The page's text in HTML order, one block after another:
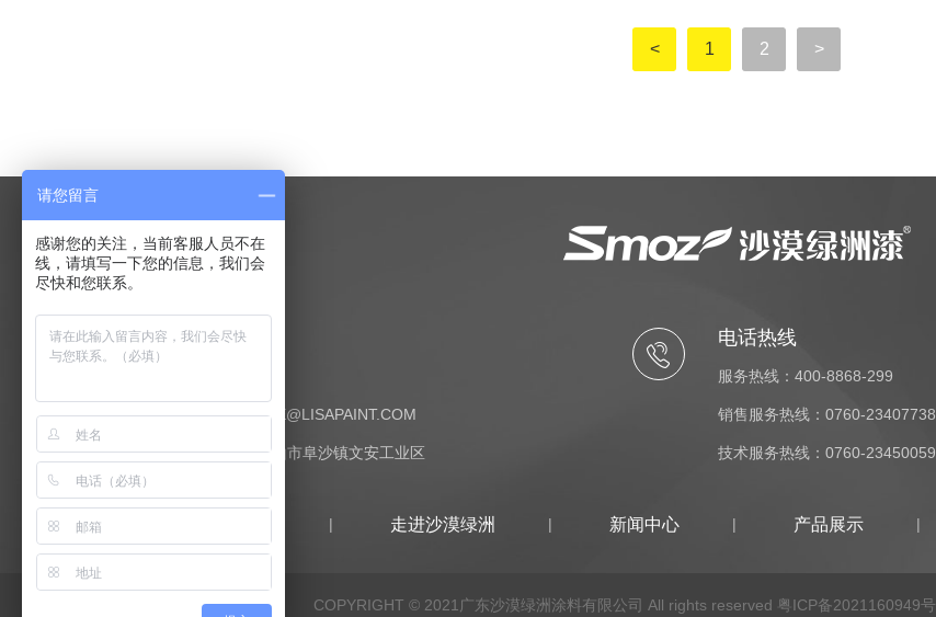
< 1 2 >
联系我们
E-MAIL:SERVICE@LISAPAINT.COM
地址：广东省中山市阜沙镇文安工业区
电话热线
服务热线：400-8868-299
销售服务热线：0760-23407738
技术服务热线：0760-23450059
走进沙漠绿洲 新闻中心 产品展示
COPYRIGHT © 2021广东沙漠绿洲涂料有限公司 All rights reserved 粤ICP备2021160949号
请您留言
感谢您的关注，当前客服人员不在
线，请填写一下您的信息，我们会
尽快和您联系。